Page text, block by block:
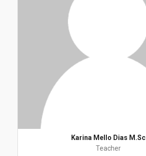
Karina Mello Dias M.Sc
Teacher